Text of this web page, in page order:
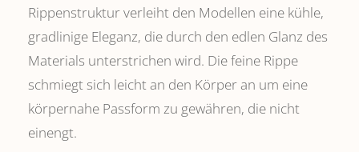
Rippenstruktur verleiht den Modellen eine kühle,
gradlinige Eleganz, die durch den edlen Glanz des
Materials unterstrichen wird. Die feine Rippe
schmiegt sich leicht an den Körper an um eine
körpernahe Passform zu gewähren, die nicht
einengt.